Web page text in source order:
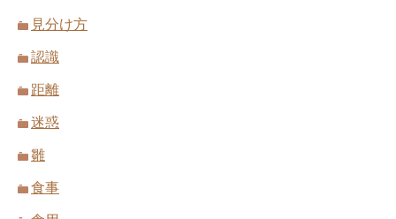
見分け方
認識
距離
迷惑
雛
食事